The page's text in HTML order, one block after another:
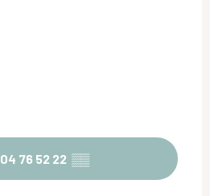
04 76 52 22 ▒▒